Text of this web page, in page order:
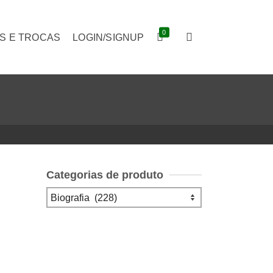
E TROCAS LOGIN/SIGNUP 0
Categorias de produto